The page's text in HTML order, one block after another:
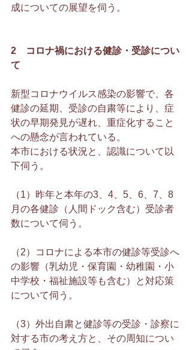
成についての展望を伺う。
2　コロナ禍における健診・受診につい
て
新型コロナウイルス感染の影響で、各
健診の延期、受診の自粛等により、症
状の早期発見が遅れ、重症化すること
への懸念が言われている。
本市における状況と、認識について以
下伺う。
（1）昨年と本年の3、4、5、6、7、8
月の各健診（人間ドック含む）受診者
数について伺う。
（2）コロナによる本市の健診等受診へ
の影響（乳幼児・保育園・幼稚園・小
中学校・福祉施設等も含む）と対応策
について伺う。
（3）外出自粛と健診等の受診・診察に
対する市の考え方と、その周知につい